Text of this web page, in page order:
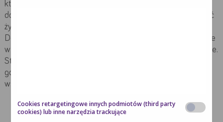
których nie ma możliwości skutecznego żywienia drogą
doustną lub z trudnościami w połykaniu lekarz może zalecić
żywienie dojelitowe przez zgłębnik, lub przetokę odżywczą.
Dostępna jest duża różnorodność diet przemysłowych, które
w swoim składzie zawierają odpowiednie składniki odżywcze.
Stosowanie interwencji żywieniowej u pacjentów z trudno
gojącą raną poprawia stan odżywienia, i dzięki temu
wspomaga gojenie ran.
Cookies retargetingowe innych podmiotów (third party
cookies) lub inne narzędzia trackujące